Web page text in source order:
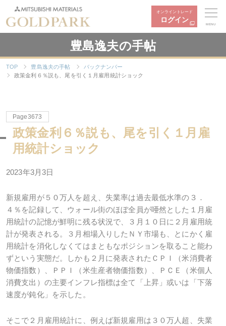
オンライントレード
ログイン
MENU
豊島逸夫の手帖
TOP 豊島逸夫の手帖
バックナンバー
政策金利６％説も、尾を引く１月雇用統計ショック
Page3673
政策金利６％説も、尾を引く１月雇
用統計ショック
2023年3月3日
新規雇用が５０万人を超え、失業率は過去最低水準の３．
４％を記録して、ウォール街のほぼ全員が唖然とした１月雇
用統計の記憶が鮮明に残る状況で、３月１０日に２月雇用統
計が発表される。３月相場入りしたＮＹ市場も、とにかく雇
用統計を消化しなくてはまともなポジションを取ること能わ
ずという実態だ。しかも２月に発表されたＣＰＩ（米消費者
物価指数）、ＰＰＩ（米生産者物価指数）、ＰＣＥ（米個人
消費支出）の主要インフレ指標は全て「上昇」或いは「下落
速度が鈍化」を示した。
そこで２月雇用統計に、例えば新規雇用は３０万人超、失業